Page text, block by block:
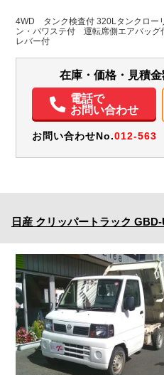
装備
エアコン パワステ エアバッグ
4WD タンク検査付 320Lタンクロ
ン・パワステ付 運転席側エアバッ
レバー付
在庫・価格・見積金
電話で
お問い合わせ
お問い合わせNo.012-563
日産 クリッパートラック GBD-